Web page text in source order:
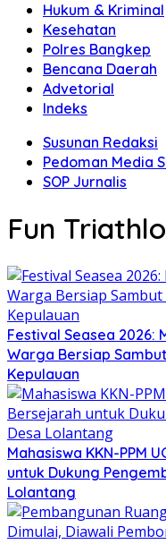
Hukum & Kriminal
Kesehatan
Polres Bangkep
Bencana Daerah
Advetorial
Indeks
Susunan Redaksi
Pedoman Media
SOP Jurnalis
Fun
Festival Seasea 2026:
Warga Bersiap
Kepulauan
Mahasiswa KKN-PPM
untuk Dukung
Lolantang